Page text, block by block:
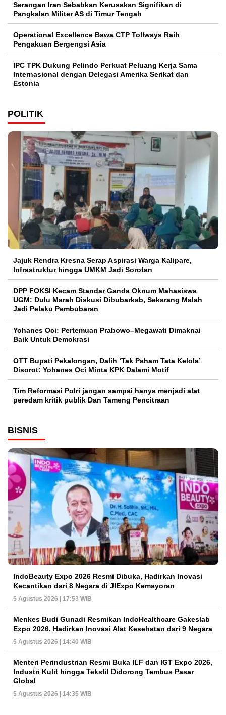
Serangan Iran Sebabkan Kerusakan Signifikan di
Pangkalan Militer AS di Timur Tengah
Operational Excellence Bawa CTP Tollways Raih
Pengakuan Bergengsi Asia
IPC TPK Dukung Pelindo Perkuat Peluang Kerja Sama
Internasional dengan Delegasi Amerika Serikat dan
Estonia
POLITIK
Jajuk Rendra Kresna Serap Aspirasi Warga Kalipare,
Infrastruktur hingga UMKM Jadi Sorotan
DPP FOKSI Kecam Standar Ganda Oknum Mahasiswa
UGM: Dulu Marah Diskusi Dibubarkab, Sekarang Malah
Jadi Pelaku Pembubaran
Yohanes Oci: Pertemuan Prabowo–Megawati Dimaknai
Baik Untuk Demokrasi
OTT Bupati Pekalongan, Dalih ‘Tak Paham Tata Kelola’
Disorot: Yohanes Oci Minta KPK Dalami Motif
Tim Reformasi Polri jangan sampai hanya menjadi alat
peredam kritik publik Dan Tameng Pencitraan
BISNIS
IndoBeauty Expo 2026 Resmi Dibuka, Hadirkan Inovasi
Kecantikan dari 8 Negara di JIExpo Kemayoran
5 Agustus 2026 | 17:53 WIB
Menkes Budi Gunadi Resmikan IndoHealthcare Gakeslab
Expo 2026, Hadirkan Inovasi Alat Kesehatan dari 9 Negara
5 Agustus 2026 | 14:40 WIB
Menteri Perindustrian Resmi Buka ILF dan IGT Expo 2026,
Industri Kulit hingga Tekstil Didorong Tembus Pasar
Global
5 Agustus 2026 | 14:35 WIB